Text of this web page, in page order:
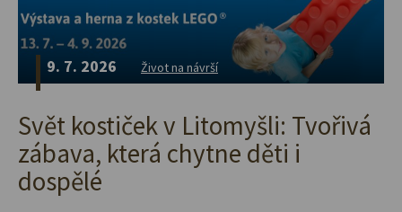
9. 7. 2026 Život na návrší
Svět kostiček v Litomyšli: Tvořivá
zábava, která chytne děti i
dospělé